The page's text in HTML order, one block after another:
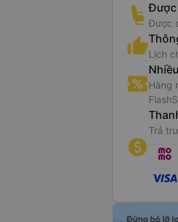
Được
Được
Lịch
Hàng
Trả